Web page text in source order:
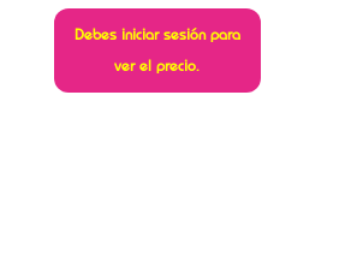
Debes iniciar sesión para
ver el precio.